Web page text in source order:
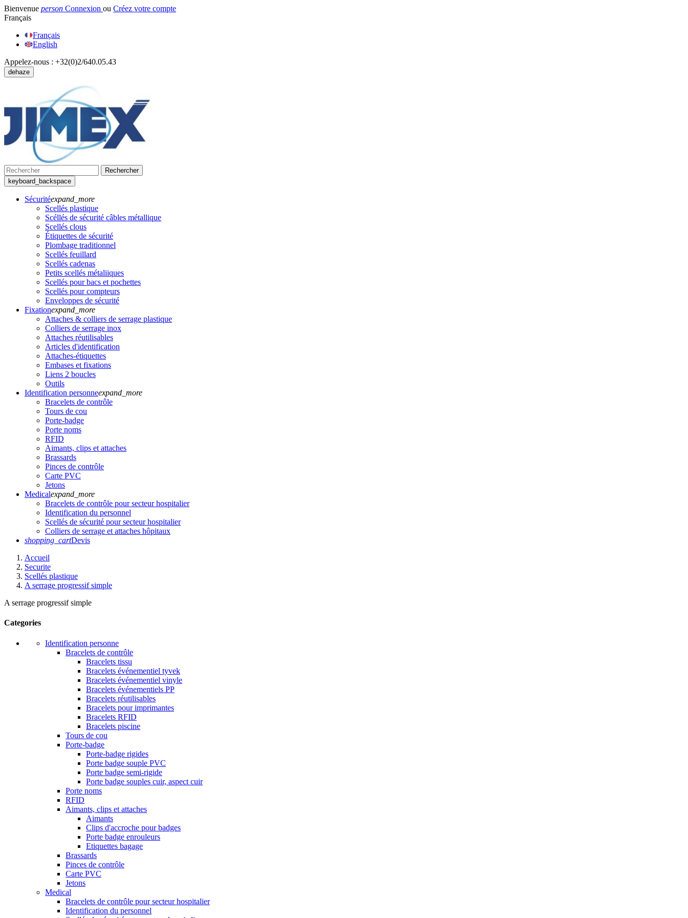
Bienvenue person Connexion ou Créez votre compte
Français
Français
English
Appelez-nous : +32(0)2/640.05.43
dehaze
Rechercher
keyboard_backspace
Sécuritéexpand_more
Scellés plastique
Scéllés de sécurité câbles métallique
Scellés clous
Étiquettes de sécurité
Plombage traditionnel
Scellés feuillard
Scellés cadenas
Petits scellés métaliiques
Scellés pour bacs et pochettes
Scellés pour compteurs
Enveloppes de sécurité
Fixationexpand_more
Attaches & colliers de serrage plastique
Colliers de serrage inox
Attaches réutilisables
Articles d'identification
Attaches-étiquettes
Embases et fixations
Liens 2 boucles
Outils
Identification personneexpand_more
Bracelets de contrôle
Tours de cou
Porte-badge
Porte noms
RFID
Aimants, clips et attaches
Brassards
Pinces de contrôle
Carte PVC
Jetons
Medicalexpand_more
Bracelets de contrôle pour secteur hospitalier
Identification du personnel
Scellés de sécurité pour secteur hospitalier
Colliers de serrage et attaches hôpitaux
shopping_cartDevis
Accueil
Securite
Scellés plastique
A serrage progressif simple
A serrage progressif simple
Categories
Identification personne
Bracelets de contrôle
Bracelets tissu
Bracelets événementiel tyvek
Bracelets événementiel vinyle
Bracelets événementiels PP
Bracelets réutilisables
Bracelets pour imprimantes
Bracelets RFID
Bracelets piscine
Tours de cou
Porte-badge
Porte-badge rigides
Porte badge souple PVC
Porte badge semi-rigide
Porte badge souples cuir, aspect cuir
Porte noms
RFID
Aimants, clips et attaches
Aimants
Clips d'accroche pour badges
Porte badge enrouleurs
Etiquettes bagage
Brassards
Pinces de contrôle
Carte PVC
Jetons
Medical
Bracelets de contrôle pour secteur hospitalier
Identification du personnel